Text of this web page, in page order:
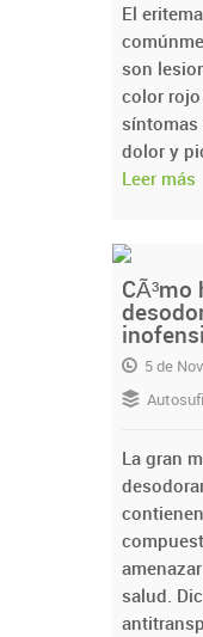
El
son
color
síntomas
dolor y
Leer más
CÃ³mo
5 de
La gran
salud.